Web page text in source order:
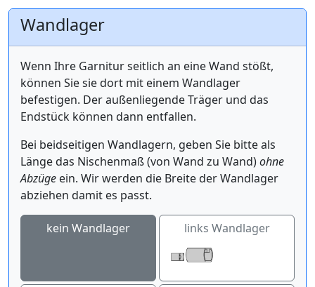
Wandlager
Wenn Ihre Garnitur seitlich an eine Wand stößt,
können Sie sie dort mit einem Wandlager
befestigen. Der außenliegende Träger und das
Endstück können dann entfallen.
Bei beidseitigen Wandlagern, geben Sie bitte als
Länge das Nischenmaß (von Wand zu Wand)ohne
Abzüge ein. Wir werden die Breite der Wandlager
abziehen damit es passt.
kein Wandlager links Wandlager